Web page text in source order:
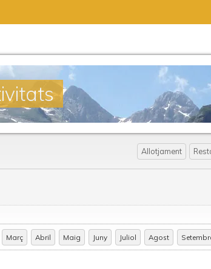
Allotjament
Març Abril Maig Juny Juliol Agost